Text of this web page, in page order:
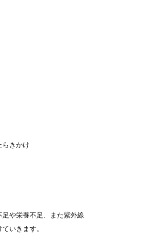
らきかけ
や栄養不足、また紫外線
いきます。